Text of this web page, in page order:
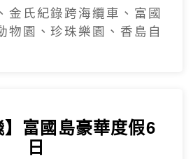
金氏紀錄跨海纜車、富國
物園、珍珠樂園、香島自
】富國島豪華度假6
日